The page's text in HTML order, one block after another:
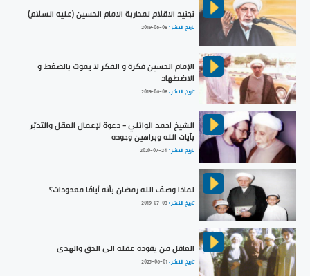
تجنيد الاقلام لمحاربة الامام الحسين (عليه السلام)
تاريخ النشر :2019-06-08
الإمام الحسين فكرة و الفكر لا يموت بالضغط و
الاضطهاد
تاريخ النشر :2019-06-08
الشيخ احمد الوائلي - دعوة لإعمال العقل والتدبّر
بآيات الله وبراهين وجوده
تاريخ النشر : 2020-07-24
لماذا وصف الله رمضان بأنه أيامًا معدودات؟
تاريخ النشر :2019-07-03
العاقل من يقوده عقله الى الحق والهدى
تاريخ النشر :2025-06-01